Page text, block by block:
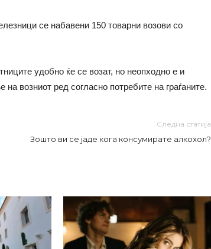
се набавени 150 товарни возови со
удобно ќе се возат, но неопходно е и
возниот ред согласно потребите на граѓаните.
Следна статија
Зошто ви се јаде кога консумирате алкохол?